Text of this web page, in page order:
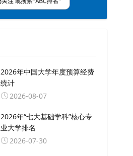
2026年中国大学年度预算经费
统计
2026-08-07
2026年“七大基础学科”核心专
业大学排名
2026-07-30